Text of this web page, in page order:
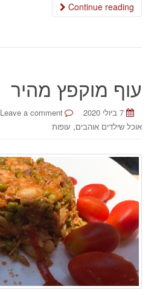
Continue reading
עוף מוקפץ מהיר
7 ביולי 2020 Leave a comment
אוכל שילדים אוהבים, עופות